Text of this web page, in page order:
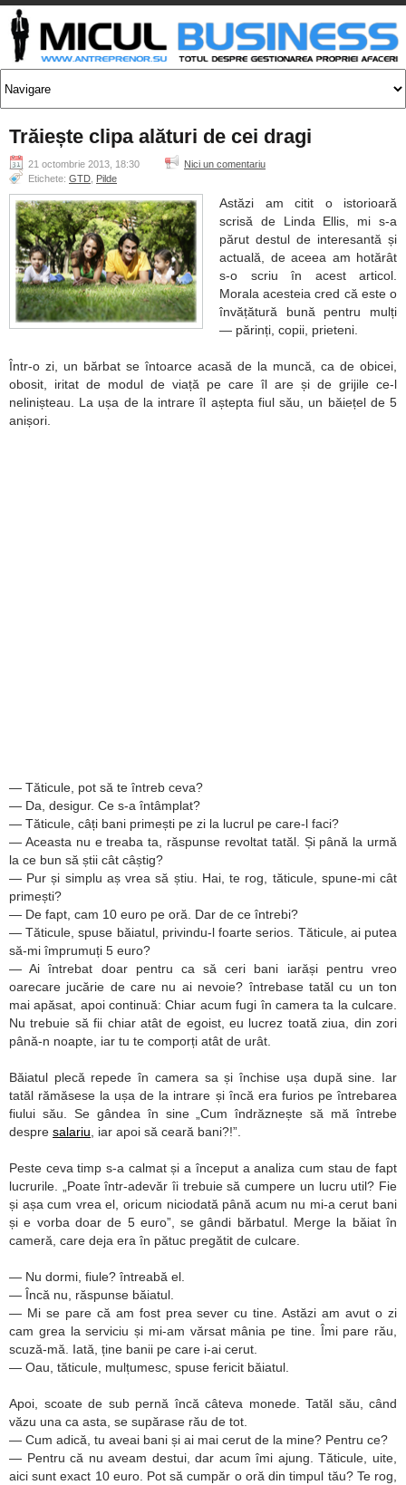
Trăiește clipa alături de cei dragi
21 octombrie 2013, 18:30
Nici un comentariu
Etichete: GTD Pilde
Astăzi am citit o istorioară
scrisă de Linda Ellis, mi s-a
părut destul de interesantă și
actuală, de aceea am hotărât
s-o scriu în acest articol.
Morala acesteia cred că este o
învățătură bună pentru mulți
— părinți, copii, prieteni.
Într-o zi, un bărbat se întoarce acasă de la muncă, ca de obicei,
obosit, iritat de modul de viață pe care îl are și de grijile ce-l
nelinișteau. La ușa de la intrare îl aștepta fiul său, un băiețel de 5
anișori.
— Tăticule, pot să te întreb ceva?
— Da, desigur. Ce s-a întâmplat?
— Tăticule, câți bani primești pe zi la lucrul pe care-l faci?
— Aceasta nu e treaba ta, răspunse revoltat tatăl. Și până la urmă
la ce bun să știi cât câștig?
— Pur și simplu aș vrea să știu. Hai, te rog, tăticule, spune-mi cât
primești?
— De fapt, cam 10 euro pe oră. Dar de ce întrebi?
— Tăticule, spuse băiatul, privindu-l foarte serios. Tăticule, ai putea
să-mi împrumuți 5 euro?
— Ai întrebat doar pentru ca să ceri bani iarăși pentru vreo
oarecare jucărie de care nu ai nevoie? întrebase tatăl cu un ton
mai apăsat, apoi continuă: Chiar acum fugi în camera ta la culcare.
Nu trebuie să fii chiar atât de egoist, eu lucrez toată ziua, din zori
până-n noapte, iar tu te comporți atât de urât.
Băiatul plecă repede în camera sa și închise ușa după sine. Iar
tatăl rămăsese la ușa de la intrare și încă era furios pe întrebarea
fiului său. Se gândea în sine „Cum îndrăznește să mă întrebe
despre salariu, iar apoi să ceară bani?!”.
Peste ceva timp s-a calmat și a început a analiza cum stau de fapt
lucrurile. „Poate într-adevăr îi trebuie să cumpere un lucru util? Fie
și așa cum vrea el, oricum niciodată până acum nu mi-a cerut bani
și e vorba doar de 5 euro”, se gândi bărbatul. Merge la băiat în
cameră, care deja era în pătuc pregătit de culcare.
— Nu dormi, fiule? întreabă el.
— Încă nu, răspunse băiatul.
— Mi se pare că am fost prea sever cu tine. Astăzi am avut o zi
cam grea la serviciu și mi-am vărsat mânia pe tine. Îmi pare rău,
scuză-mă. Iată, ține banii pe care i-ai cerut.
— Oau, tăticule, mulțumesc, spuse fericit băiatul.
Apoi, scoate de sub pernă încă câteva monede. Tatăl său, când
văzu una ca asta, se supărase rău de tot.
— Cum adică, tu aveai bani și ai mai cerut de la mine? Pentru ce?
— Pentru că nu aveam destui, dar acum îmi ajung. Tăticule, uite,
aici sunt exact 10 euro. Pot să cumpăr o oră din timpul tău? Te rog,